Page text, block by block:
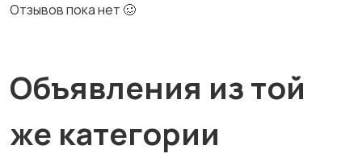
Отзывов пока нет 🥴
Объявления из той
же категории